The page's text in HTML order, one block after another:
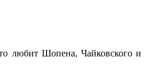
любит Шопена, Чайковского и